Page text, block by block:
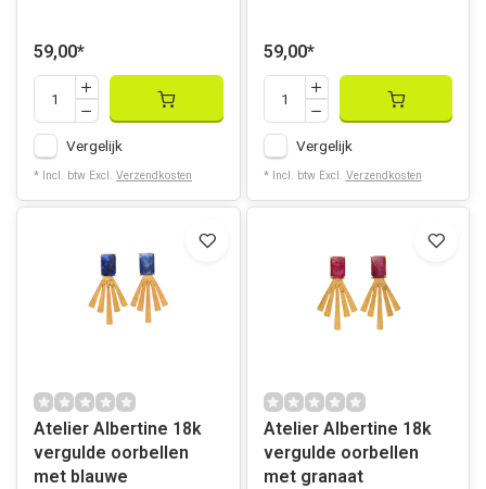
59,00*
Vergelijk
* Incl. btw Excl. Verzendkosten
59,00*
Vergelijk
* Incl. btw Excl. Verzendkosten
Atelier Albertine 18k
vergulde oorbellen
met blauwe
Atelier Albertine 18k
vergulde oorbellen
met granaat